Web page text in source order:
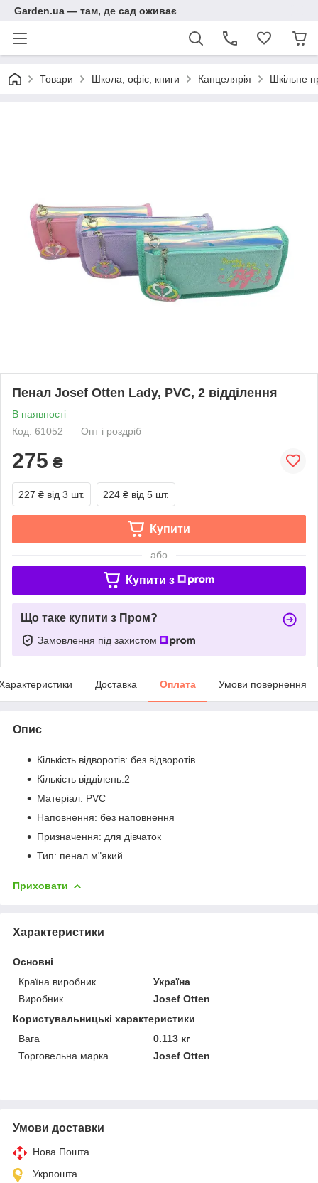
Garden.ua — там, де сад оживає
Товари Школа, офіс, книги Канцелярія Шкільне
Пенал Josef Otten Lady, PVC, 2 відділення
В наявності
Код: 61052
Опт і роздріб
275 ₴
227 ₴ від 3 шт. 224 ₴ від 5 шт.
Купити
або
Купити з
Що таке купити з Пром?
Замовлення під захистом
Доставка Оплата Умови повернення
Опис
Кількість відворотів: без відворотів
Кількість відділень:2
Матеріал: PVC
Наповнення: без наповнення
Призначення: для дівчаток
Тип: пенал м"який
Приховати
Характеристики
Основні
Країна виробник
Україна
Виробник
Josef Otten
Користувальницькі характеристики
Вага
0.113 кг
Торговельна марка
Josef Otten
Умови доставки
Нова Пошта
Укрпошта